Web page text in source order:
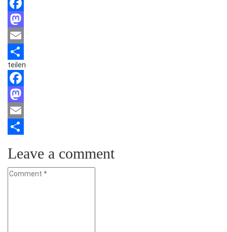
Facebook
Mastodon
Email
Teilen
teilen
Facebook
Mastodon
Email
Leave a comment